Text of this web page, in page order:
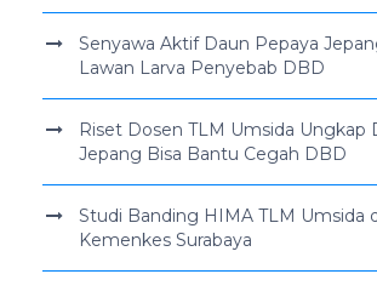
Senyawa Aktif Daun Pepaya
Lawan Larva Penyebab DBD
Riset Dosen TLM Umsida Ungkap
Jepang Bisa Bantu Cegah DBD
Studi Banding HIMA TLM Umsida
Kemenkes Surabaya